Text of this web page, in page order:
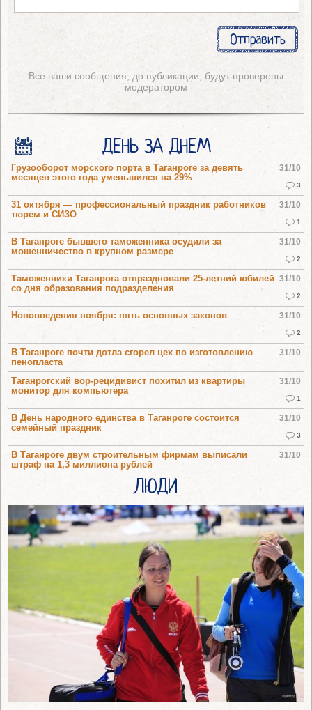
Все ваши сообщения, до публикации, будут проверены
модератором
ДЕНЬ ЗА ДНЕМ
31/10
3
Грузооборот морского порта в Таганроге за девять
месяцев этого года уменьшился на 29%
31/10
1
31 октября — профессиональный праздник работников
тюрем и СИЗО
31/10
2
В Таганроге бывшего таможенника осудили за
мошенничество в крупном размере
31/10
2
Таможенники Таганрога отпраздновали 25-летний юбилей
со дня образования подразделения
31/10
2
Нововведения ноября: пять основных законов
31/10
В Таганроге почти дотла сгорел цех по изготовлению
пенопласта
31/10
1
Таганрогский вор-рецидивист похитил из квартиры
монитор для компьютера
31/10
3
В День народного единства в Таганроге состоится
семейный праздник
31/10
В Таганроге двум строительным фирмам выписали
штраф на 1,3 миллиона рублей
ЛЮДИ